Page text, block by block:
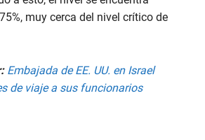
muy cerca del nivel crítico de
Embajada de EE. UU. en Israel
de viaje a sus funcionarios